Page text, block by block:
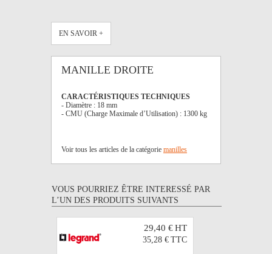
EN SAVOIR +
MANILLE DROITE
CARACTÉRISTIQUES TECHNIQUES
- Diamètre : 18 mm
- CMU (Charge Maximale d’Utilisation) : 1300 kg
Voir tous les articles de la catégorie manilles
VOUS POURRIEZ ÊTRE INTERESSÉ PAR
L’UN DES PRODUITS SUIVANTS
29,40 €HT
35,28 € TTC